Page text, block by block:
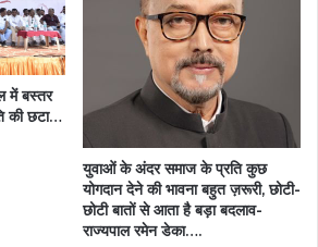
में बस्तर
की छटा…
युवाओं के अंदर समाज के प्रति कुछ
योगदान देने की भावना बहुत ज़रूरी, छोटी-
छोटी बातों से आता है बड़ा बदलाव-
राज्यपाल रमेन डेका….